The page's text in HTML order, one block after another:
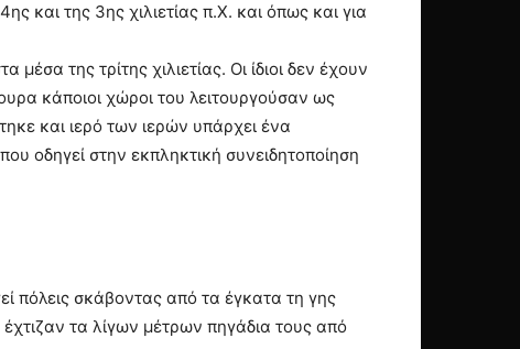
και της 3ης χιλιετίας π.Χ. και όπως και για
της τρίτης χιλιετίας. Οι ίδιοι δεν έχουν
κάποιοι χώροι του λειτουργούσαν ως
και ιερό των ιερών υπάρχει ένα
οδηγεί στην εκπληκτική συνειδητοποίηση
πόλεις σκάβοντας από τα έγκατα τη γης
τα λίγων μέτρων πηγάδια τους από